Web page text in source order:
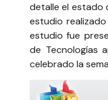
detalle el estado
estudio
estudio fue
de Tecnologías
celebrado la